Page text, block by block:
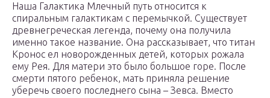
Наша Галактика Млечный путь относится к
спиральным галактикам с перемычкой. Существует
древнегреческая легенда, почему она получила
именно такое название. Она рассказывает, что титан
Кронос ел новорожденных детей, которых рожала
ему Рея. Для матери это было большое горе. После
смерти пятого ребенок, мать приняла решение
уберечь своего последнего сына – Зевса. Вместо